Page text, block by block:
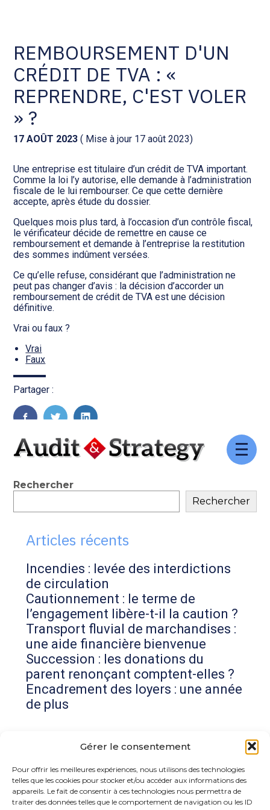
Gérer le consentement
Pour offrir les meilleures expériences, nous utilisons des technologies
telles que les cookies pour stocker et/ou accéder aux informations des
appareils. Le fait de consentir à ces technologies nous permettra de
traiter des données telles que le comportement de navigation ou les ID
Aller
Social et ressources humaines
Assistance juridique
Pilotage d’entreprise
Audit légal
Gestion de patrimoine
Procédures collectives
Transition numérique
Tenue de votre comptabilité :
ACD
Facturation et pilotage :
EVOLIZ
Analyse et tableau de bord :
WAIBI
Gérer vos ressources
humaines : SILAE
REMBOURSEMENT D'UN
CRÉDIT DE TVA : «
REPRENDRE, C'EST VOLER
» ?
17 AOÛT 2023 ( Mise à jour 17 août 2023)
Une entreprise est titulaire d’un crédit de TVA important.
Comme la loi l’y autorise, elle demande à l’administration
fiscale de le lui rembourser. Ce que cette dernière
accepte, après étude du dossier.
Quelques mois plus tard, à l’occasion d’un contrôle fiscal,
le vérificateur décide de remettre en cause ce
remboursement et demande à l’entreprise la restitution
des sommes indûment versées.
Ce qu’elle refuse, considérant que l’administration ne
peut pas changer d’avis : la décision d’accorder un
remboursement de crédit de TVA est une décision
définitive.
Vrai ou faux ?
Vrai
Faux
Partager :
Blog
sidebar
Rechercher
Rechercher
Articles récents
Incendies : levée des interdictions
de circulation
Cautionnement : le terme de
l’engagement libère-t-il la caution ?
Transport fluvial de marchandises :
une aide financière bienvenue
Succession : les donations du
parent renonçant comptent-elles ?
Encadrement des loyers : une année
de plus
Commentaires récents
Aucun commentaire à afficher.